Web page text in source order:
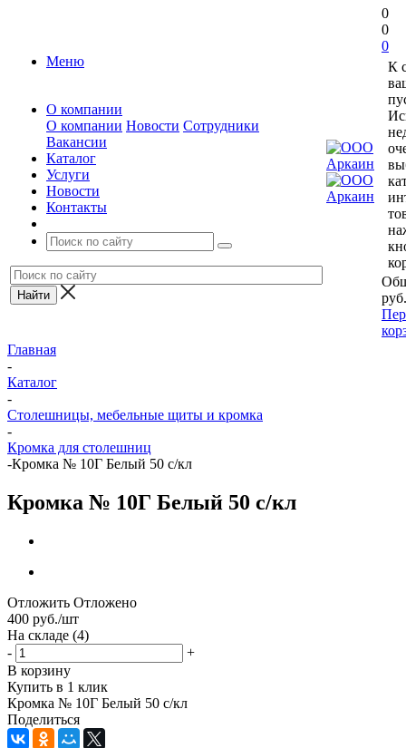
Меню
О компании
О компании Новости Сотрудники
Вакансии
Каталог
Услуги
Новости
Контакты
0
0
0
К
руб.
Главная
-
Каталог
-
Столешницы, мебельные щиты и кромка
-
Кромка для столешниц
-Кромка № 10Г Белый 50 с/кл
Кромка № 10Г Белый 50 с/кл
Отложить Отложено
400 руб./шт
На складе (4)
-
+
В корзину
Купить в 1 клик
Кромка № 10Г Белый 50 с/кл
Поделиться